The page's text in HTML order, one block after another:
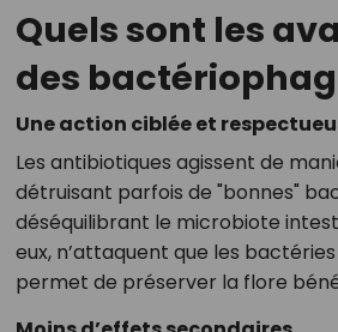
Quels sont les
des
Une action ciblée et
Les antibiotiques agissent de
détruisant parfois de "bonnes"
déséquilibrant le microbiote
eux, n’attaquent que les
permet de préserver la flore